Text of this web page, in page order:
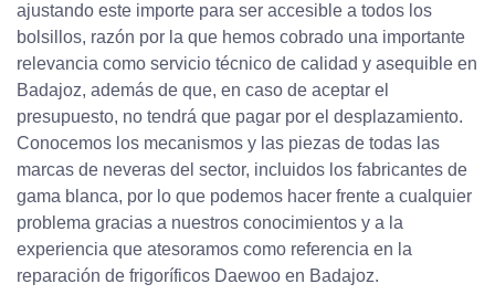
ajustando este importe para ser accesible a todos los
bolsillos, razón por la que hemos cobrado una importante
relevancia como servicio técnico de calidad y asequible en
Badajoz, además de que, en caso de aceptar el
presupuesto, no tendrá que pagar por el desplazamiento.
Conocemos los mecanismos y las piezas de todas las
marcas de neveras del sector, incluidos los fabricantes de
gama blanca, por lo que podemos hacer frente a cualquier
problema gracias a nuestros conocimientos y a la
experiencia que atesoramos como referencia en la
reparación de frigoríficos Daewoo en Badajoz.